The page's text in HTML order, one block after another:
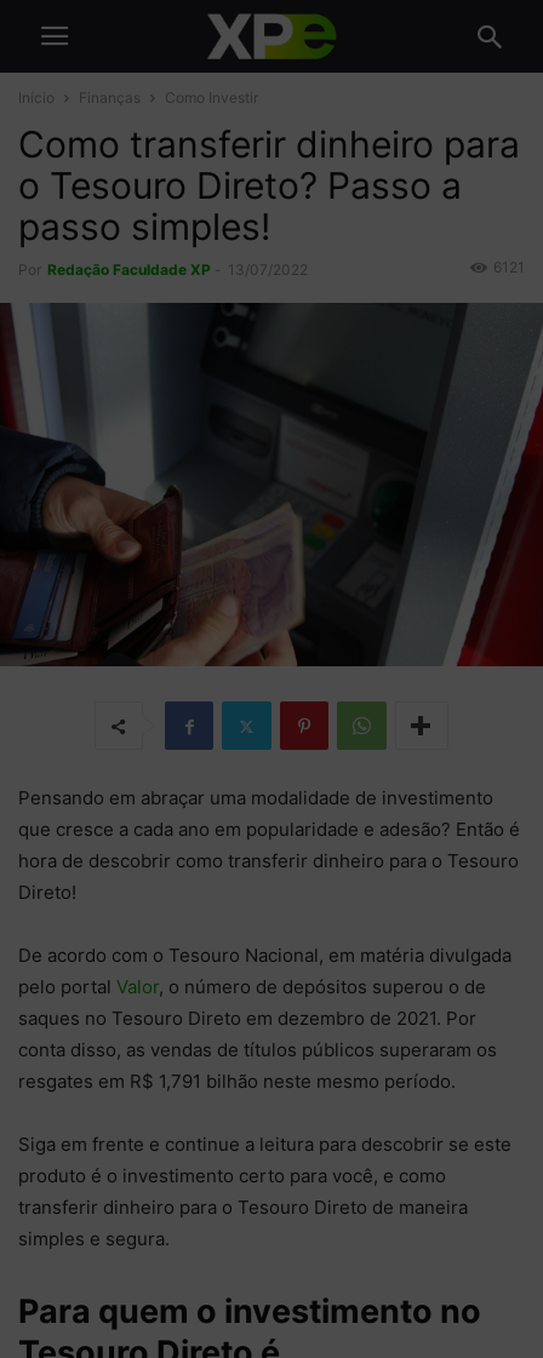
Início Finanças Como Investir
Como transferir dinheiro para
o Tesouro Direto? Passo a
passo simples!
Por Redação Faculdade XP 13/07/2022 6121
Pensando em abraçar uma modalidade de investimento
que cresce a cada ano em popularidade e adesão? Então é
hora de descobrir como transferir dinheiro para o Tesouro
Direto!
De acordo com o Tesouro Nacional, em matéria divulgada
pelo portal Valor, o número de depósitos superou o de
saques no Tesouro Direto em dezembro de 2021. Por
conta disso, as vendas de títulos públicos superaram os
resgates em R$ 1,791 bilhão neste mesmo período.
Siga em frente e continue a leitura para descobrir se este
produto é o investimento certo para você, e como
transferir dinheiro para o Tesouro Direto de maneira
simples e segura.
Para quem o investimento no